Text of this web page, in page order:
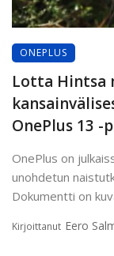
ONEPLUS
Lotta Hintsa
OnePlus 13 -
OnePlus on
unohdetun
Dokumentti on
Kirjoittanut Eero